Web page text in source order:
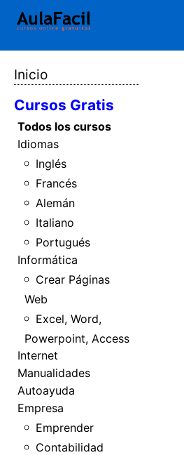
Inicio
Cursos Gratis
Todos los cursos
Idiomas
Inglés
Francés
Alemán
Italiano
Portugués
Informática
Crear Páginas
Web
Excel, Word,
Powerpoint, Access
Internet
Manualidades
Autoayuda
Empresa
Emprender
Contabilidad